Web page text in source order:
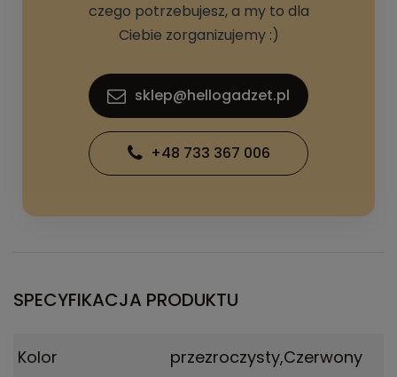
czego potrzebujesz, a my to dla
Ciebie zorganizujemy :)
sklep@hellogadzet.pl
+48 733 367 006
SPECYFIKACJA PRODUKTU
Kolor przezroczysty,Czerwony